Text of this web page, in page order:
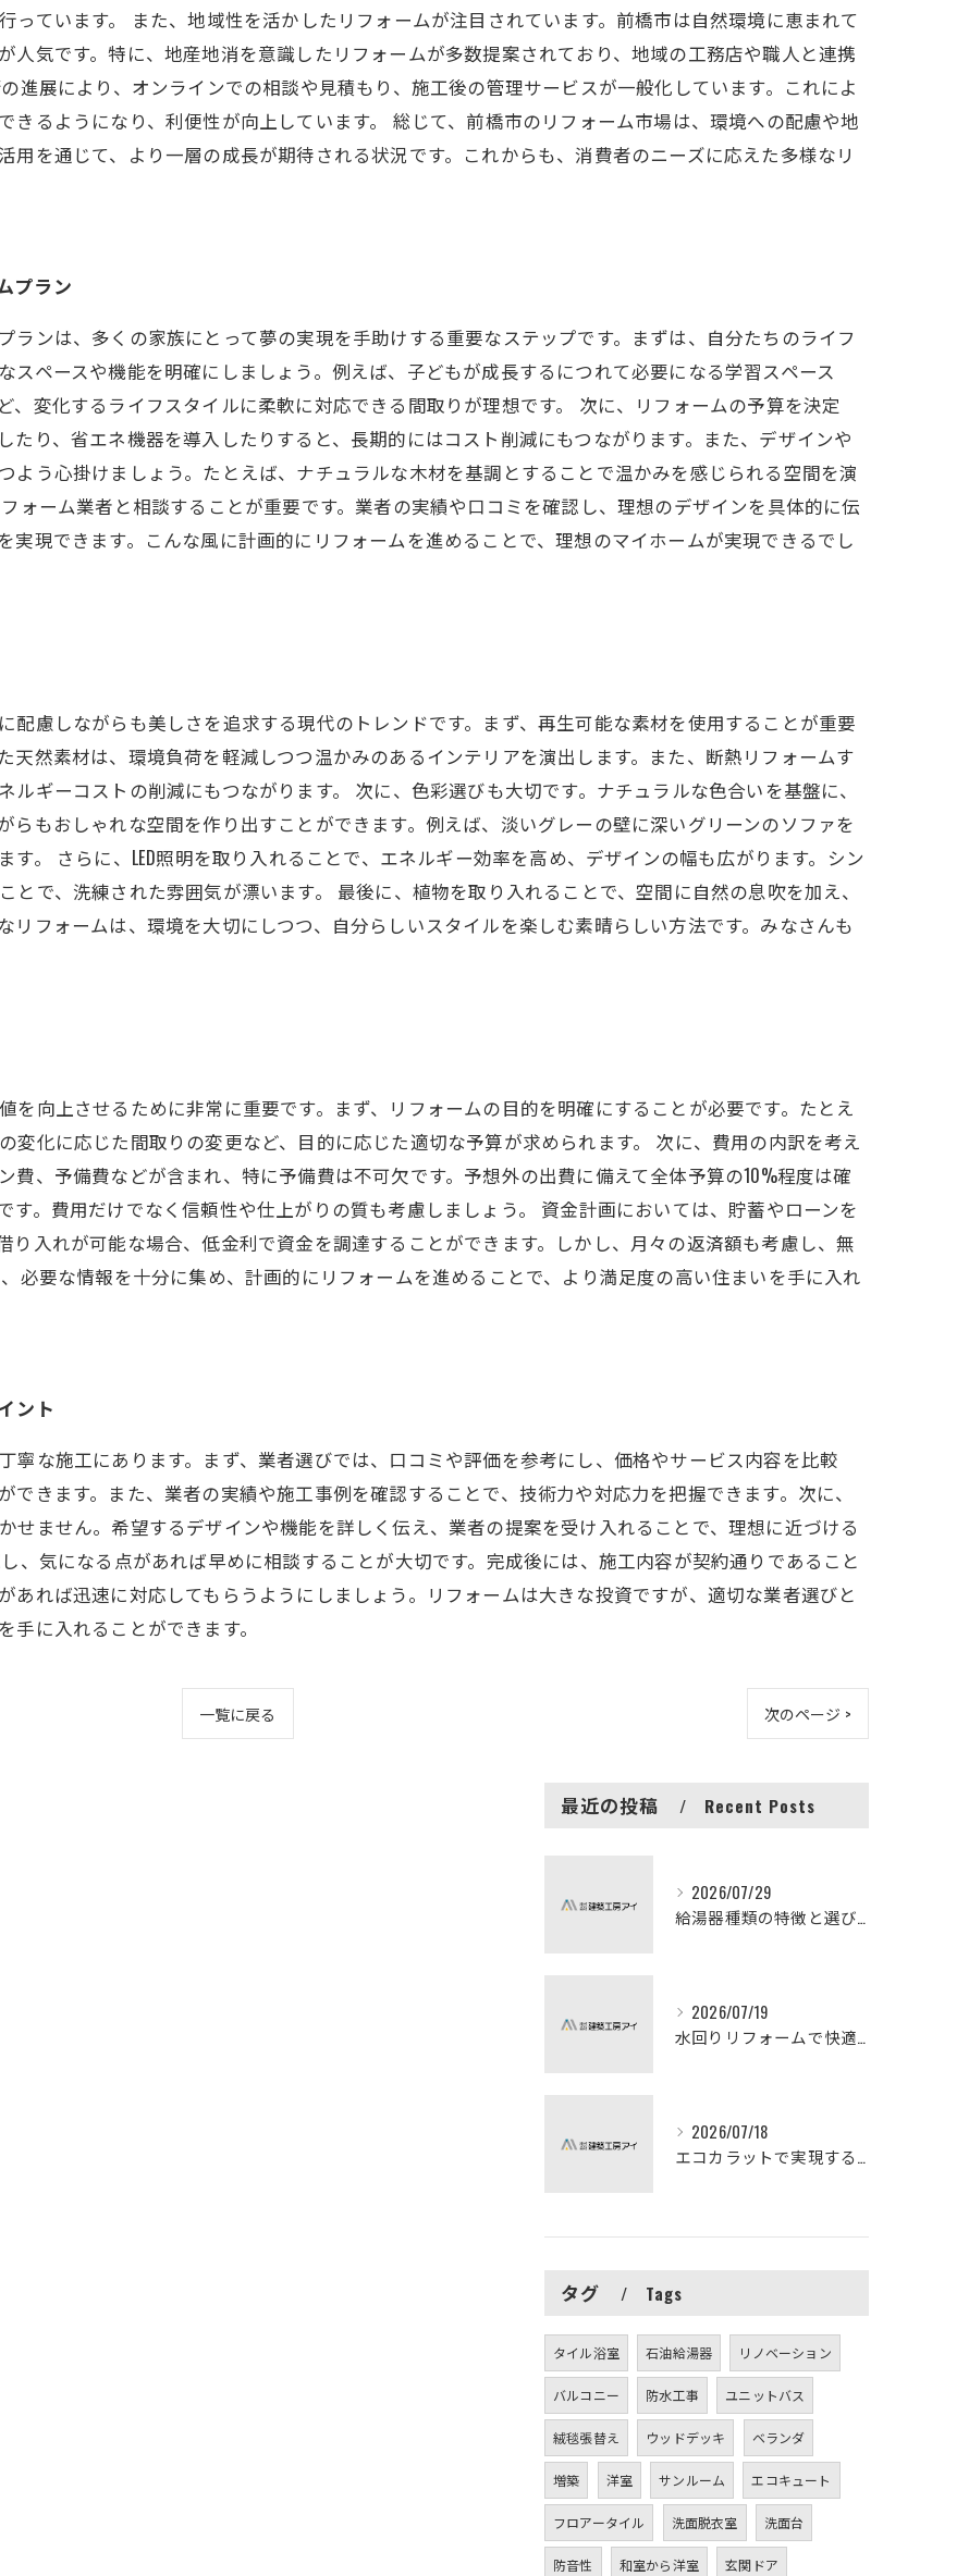
っています。 また、地域性を活かしたリフォームが注目されています。前橋市は自然環境に恵まれて
人気です。特に、地産地消を意識したリフォームが多数提案されており、地域の工務店や職人と連携
進展により、オンラインでの相談や見積もり、施工後の管理サービスが一般化しています。これによ
きるようになり、利便性が向上しています。 総じて、前橋市のリフォーム市場は、環境への配慮や地
用を通じて、より一層の成長が期待される状況です。これからも、消費者のニーズに応えた多様なリ
プラン
ランは、多くの家族にとって夢の実現を手助けする重要なステップです。まずは、自分たちのライフ
スペースや機能を明確にしましょう。例えば、子どもが成長するにつれて必要になる学習スペース
、変化するライフスタイルに柔軟に対応できる間取りが理想です。 次に、リフォームの予算を決定
たり、省エネ機器を導入したりすると、長期的にはコスト削減にもつながります。また、デザインや
よう心掛けましょう。たとえば、ナチュラルな木材を基調とすることで温かみを感じられる空間を演
ォーム業者と相談することが重要です。業者の実績や口コミを確認し、理想のデザインを具体的に伝
実現できます。こんな風に計画的にリフォームを進めることで、理想のマイホームが実現できるでし
配慮しながらも美しさを追求する現代のトレンドです。まず、再生可能な素材を使用することが重要
天然素材は、環境負荷を軽減しつつ温かみのあるインテリアを演出します。また、断熱リフォームす
ギーコストの削減にもつながります。 次に、色彩選びも大切です。ナチュラルな色合いを基盤に、
らもおしゃれな空間を作り出すことができます。例えば、淡いグレーの壁に深いグリーンのソファを
。 さらに、LED照明を取り入れることで、エネルギー効率を高め、デザインの幅も広がります。シン
で、洗練された雰囲気が漂います。 最後に、植物を取り入れることで、空間に自然の息吹を加え、
リフォームは、環境を大切にしつつ、自分らしいスタイルを楽しむ素晴らしい方法です。みなさんも
を向上させるために非常に重要です。まず、リフォームの目的を明確にすることが必要です。たとえ
変化に応じた間取りの変更など、目的に応じた適切な予算が求められます。 次に、費用の内訳を考え
費、予備費などが含まれ、特に予備費は不可欠です。予想外の出費に備えて全体予算の10%程度は確
す。費用だけでなく信頼性や仕上がりの質も考慮しましょう。 資金計画においては、貯蓄やローンを
り入れが可能な場合、低金利で資金を調達することができます。しかし、月々の返済額も考慮し、無
必要な情報を十分に集め、計画的にリフォームを進めることで、より満足度の高い住まいを手に入れ
ント
寧な施工にあります。まず、業者選びでは、口コミや評価を参考にし、価格やサービス内容を比較
できます。また、業者の実績や施工事例を確認することで、技術力や対応力を把握できます。次に、
せません。希望するデザインや機能を詳しく伝え、業者の提案を受け入れることで、理想に近づける
、気になる点があれば早めに相談することが大切です。完成後には、施工内容が契約通りであること
あれば迅速に対応してもらうようにしましょう。リフォームは大きな投資ですが、適切な業者選びと
に入れることができます。
一覧に戻る 次のページ >
最近の投稿 Recent Posts
2026/07/29
給湯器種類の特徴と選び方ガイド
2026/07/19
水回りリフォームで快適な暮らしを実現する方法
2026/07/18
エコカラットで実現する快適リフォームの秘訣
タグ Tags
タイル浴室 石油給湯器 リノベーション
バルコニー 防水工事 ユニットバス
絨毯張替え ウッドデッキ ベランダ
増築 洋室 サンルーム エコキュート
フロアータイル 洗面脱衣室 洗面台
防音性 和室から洋室 玄関ドア